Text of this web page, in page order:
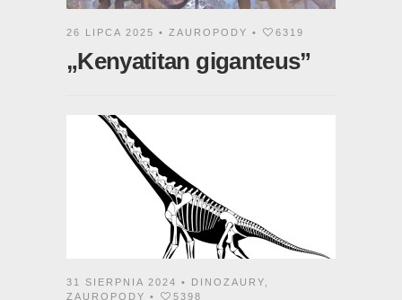
26 LIPCA 2025 • ZAUROPODY • 6319
„Kenyatitan giganteus”
31 SIERPNIA 2024 • DINOZAURY
ZAUROPODY • 5398